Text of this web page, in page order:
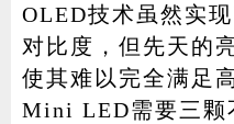
OLED技术虽然实
对比度，但先天的
使其难以完全满足
Mini LED需要三颗